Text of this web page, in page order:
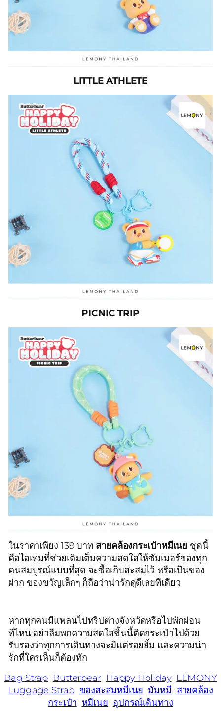
LITTLE ATHLETE
PICNIC TRIP
ในราคาเพียง 139 บาท สายคล้องกระเป๋าหมีเนย ชุดนี้
คือไอเทมที่ช่วยเติมเต็มความสดใสให้ซัมเมอร์ของทุก
คนสมบูรณ์แบบที่สุด จะซื้อเก็บสะสมไว้ หรือเป็นของ
ฝาก ของขวัญเล็กๆ ก็ถือว่าน่ารักดูดีเลยทีเดียว
หากทุกคนมีแพลนไปทริปต่างจังหวัดหรือไปพักผ่อน
ที่ไหน อย่าลืมพกความสดใสชิ้นนี้ติดกระเป๋าไปด้วย
รับรองว่าทุกการเดินทางจะมีแต่รอยยิ้ม และความน่า
รักที่ใครเห็นก็ต้องทัก
Bag Strap Butterbear Happy Holiday LEMONY
Luggage Strap ของสะสมหมีเนย มัมหมี สายคล้อง
กระเป๋า หมีเนย อุปกรณ์เดินทาง